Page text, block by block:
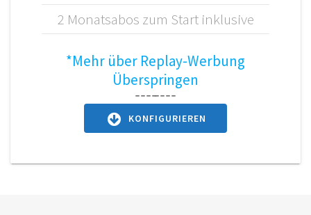
2 Monatsabos zum Start inklusive
*Mehr über Replay-Werbung
Überspringen
KONFIGURIEREN